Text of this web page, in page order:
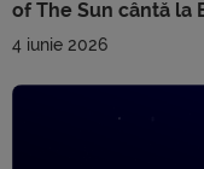
of The Sun cântă la
4 iunie 2026